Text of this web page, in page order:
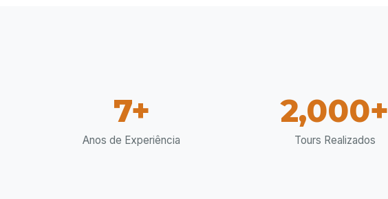
7+
Anos de Experiência
2,000+
Tours Realizados